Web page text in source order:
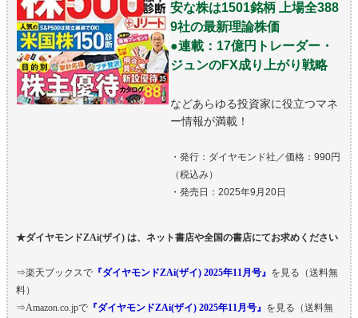
安な株は1501銘柄 上場全388
9社の最新理論株価
●連載：17億円トレーダー・
ジュンのFX成り上がり戦略
などあらゆる投資家に役立つマネ
ー情報が満載！
・発行：ダイヤモンド社／価格：990円
（税込み）
・発売日：2025年9月20日
★ダイヤモンドZAi(ザイ) は、ネット書店や全国の書店にてお求めください
⇒楽天ブックスで 『ダイヤモンドZAi(ザイ) 2025年11月号』 を見る（送料無
料）
⇒Amazon.co.jpで 『ダイヤモンドZAi(ザイ) 2025年11月号』 を見る（送料無